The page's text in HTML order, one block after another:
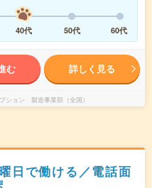
40代 50代 60代
む 詳しく見る
ション 製造事業部（全国）
日で働ける／電話面